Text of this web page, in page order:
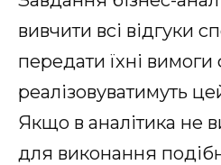
вивчити всі відгуки
передати їхні вимоги
реалізовуватимуть
Якщо в аналітика не
для виконання